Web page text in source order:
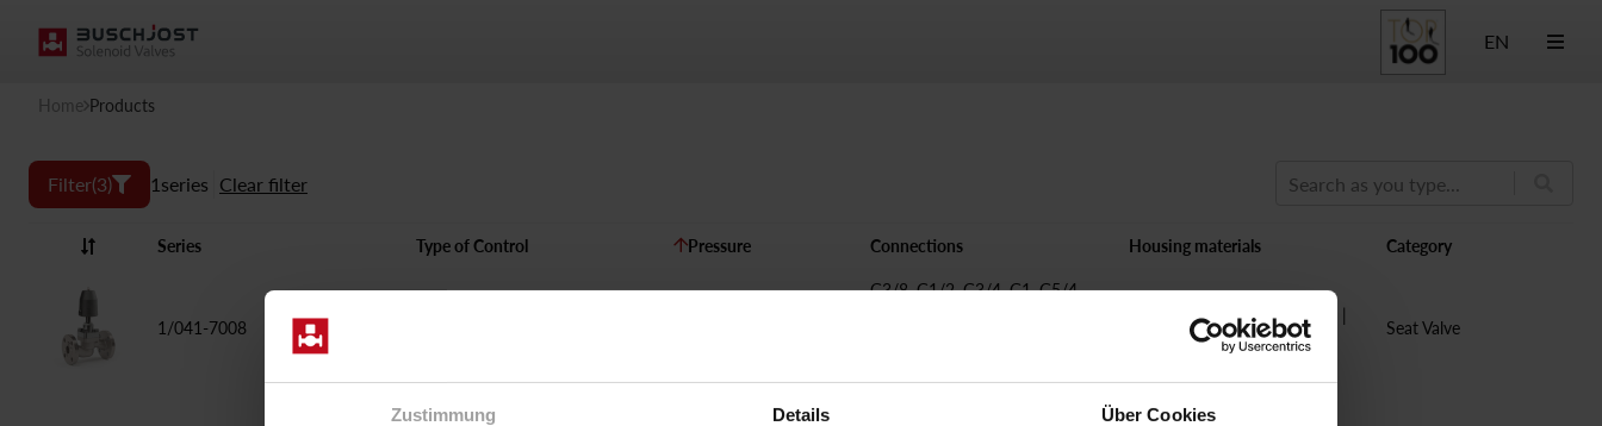
Zustimmung Details Über Cookies
EN
Home Products
Filter(3) 1 series Clear filter Search as you type...
Series Type of Control Pressure Connections Housing materials Category
1/041-7008
G3/8, G1/2, G3/4, G1, G5/4,
CW617N brass | AISI 316 Ti |
P250GH+N - C22.8 PN160
Seat Valve